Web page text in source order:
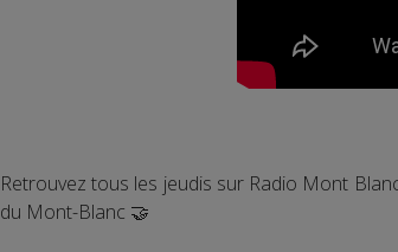
Retrouvez tous les jeudis sur Radio Mont
du Mont-Blanc 🤝